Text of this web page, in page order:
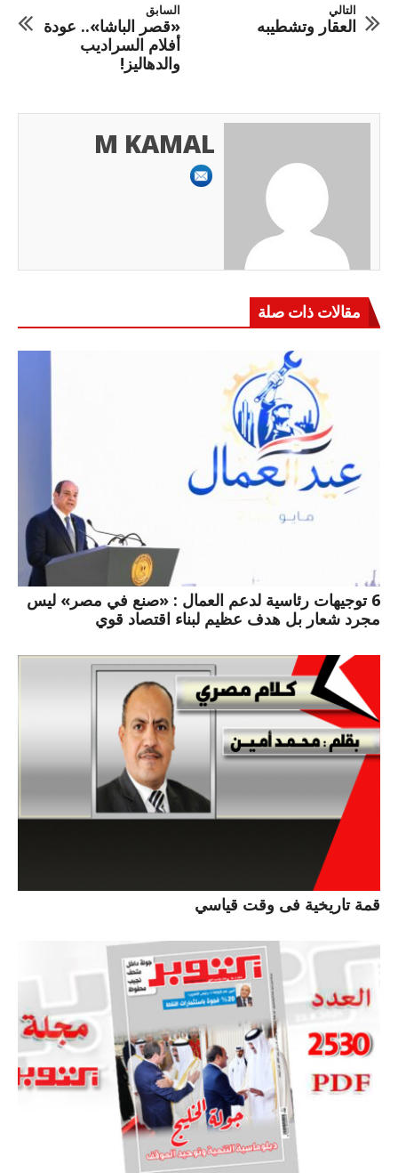
السابق
«قصر الباشا».. عودة
أفلام السراديب
والدهاليز!
التالي
العقار وتشطيبه
M KAMAL
مقالات ذات صلة
6 توجيهات رئاسية لدعم العمال : «صنع في مصر» ليس
مجرد شعار بل هدف عظيم لبناء اقتصاد قوي
قمة تاريخية فى وقت قياسي